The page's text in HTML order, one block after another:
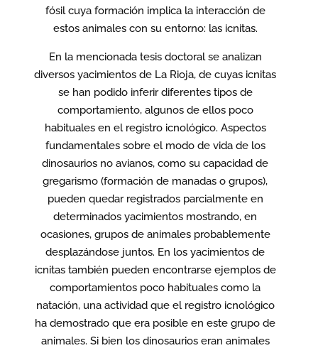
fósil cuya formación implica la interacción de
estos animales con su entorno: las icnitas.
En la mencionada tesis doctoral se analizan
diversos yacimientos de La Rioja, de cuyas icnitas
se han podido inferir diferentes tipos de
comportamiento, algunos de ellos poco
habituales en el registro icnológico. Aspectos
fundamentales sobre el modo de vida de los
dinosaurios no avianos, como su capacidad de
gregarismo (formación de manadas o grupos),
pueden quedar registrados parcialmente en
determinados yacimientos mostrando, en
ocasiones, grupos de animales probablemente
desplazándose juntos. En los yacimientos de
icnitas también pueden encontrarse ejemplos de
comportamientos poco habituales como la
natación, una actividad que el registro icnológico
ha demostrado que era posible en este grupo de
animales. Si bien los dinosaurios eran animales